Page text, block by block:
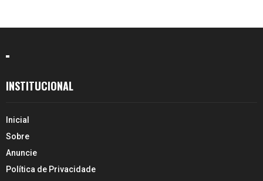
INSTITUCIONAL
Inicial
Sobre
Anuncie
Política de Privacidade